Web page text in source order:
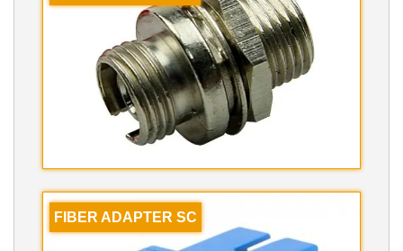
FIBER ADAPTER SC